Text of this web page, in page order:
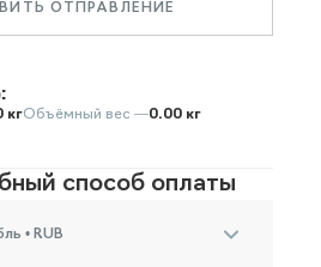
ОТПРАВЛЕНИЕ
кгОбъёмный вес —0.00 кг
способ оплаты
• RUB